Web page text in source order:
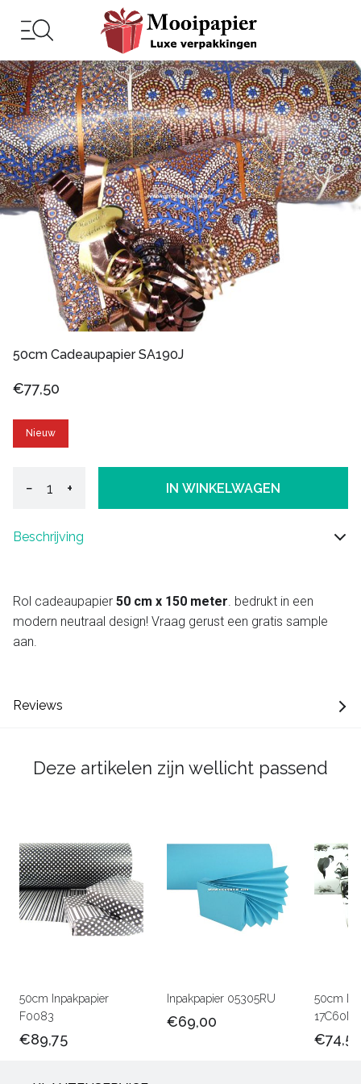
50cm Cadeaupapier SA190J
€77,50
Nieuw
− + IN WINKELWAGEN
Beschrijving
Rol cadeaupapier 50 cm x 150 meter. bedrukt in een
modern neutraal design! Vraag gerust een gratis sample
aan.
Reviews
Deze artikelen zijn wellicht passend
50cm Inpakpapier
F0083
€89,75
Inpakpapier 05305RU
€69,00
50cm
€74,50